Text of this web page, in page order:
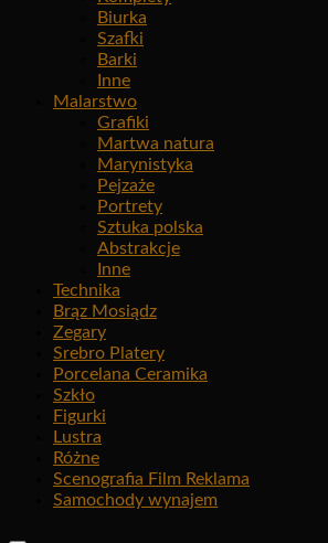
Biurka
Szafki
Barki
Inne
Malarstwo
Grafiki
Martwa natura
Marynistyka
Pejzaże
Portrety
Sztuka polska
Abstrakcje
Inne
Technika
Brąz Mosiądz
Zegary
Srebro Platery
Porcelana Ceramika
Szkło
Figurki
Lustra
Różne
Scenografia Film Reklama
Samochody wynajem